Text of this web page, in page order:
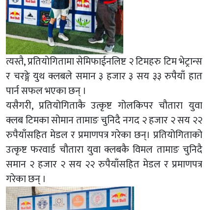
त्यस्तै, प्रतियोगितामा सेमिफाईनलिष्ट २ टिमहरु टिम भेट्रान्स
र चरङ्गे युथ क्लबले समान ३ हजार ३ सय ३३ रुपैयाँ हात
पार्न सफल भएका छन् ।
यसैगरी, प्रतियोगिताकै उत्कृष्ट गोलकिपर चौतारा युवा
क्लब टिमका सोमान तामाङ चुनिदै नगद २ हजार २ सय २२
रुपैयाँसहित मेडल र प्रमाणपत्र गरेका छन्। प्रतियोगिताको
उत्कृष्ट फरवार्ड चौतारा युवा क्लबकै विमल तामाङ चुनिदै
समान २ हजार २ सय २२ रुपैयाँसहित मेडल र प्रमाणपत्र
गरेका छन् ।